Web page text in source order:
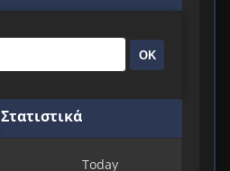
ΟΚ
Στατιστικά
Today